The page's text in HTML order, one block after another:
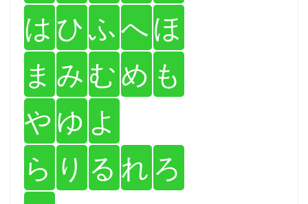
は ひふへほ
ま み むめ も
や ゆ よ
ら り る れ ろ